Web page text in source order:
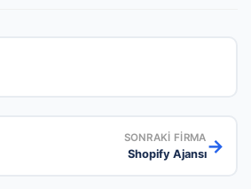
SONRAKI FIRMA
Shopify Ajansı→